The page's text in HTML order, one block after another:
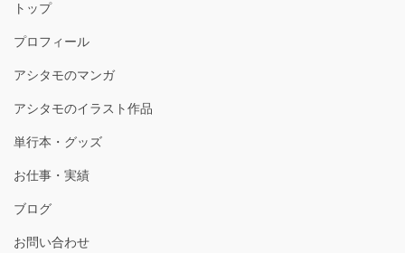
トップ
プロフィール
アシタモのマンガ
アシタモのイラスト作品
単行本・グッズ
お仕事・実績
ブログ
お問い合わせ